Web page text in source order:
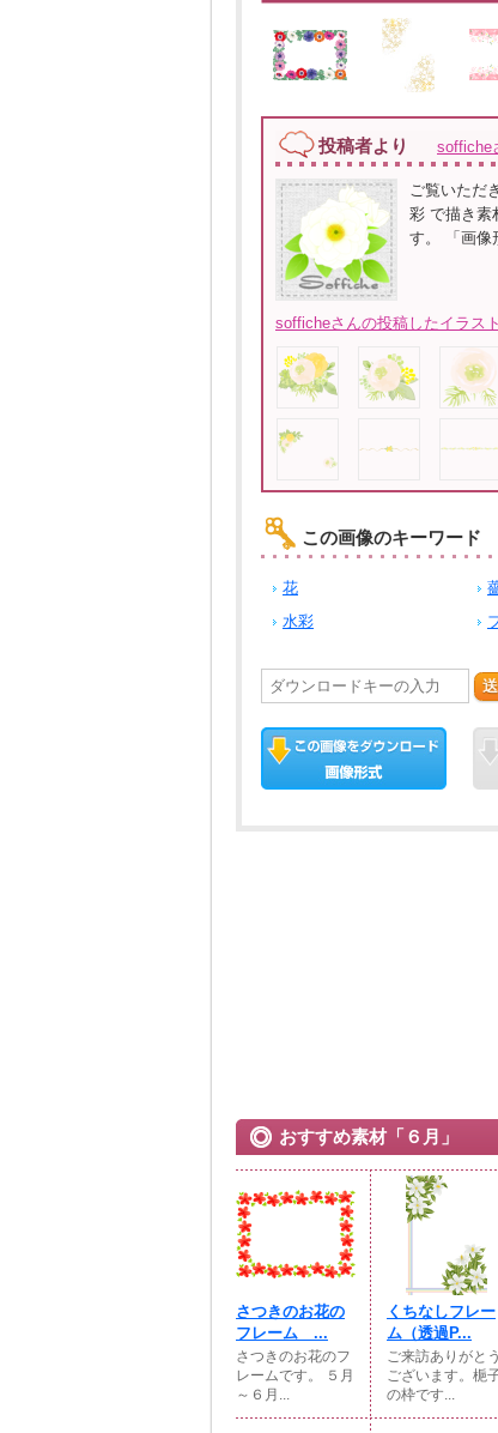
投稿者より soffiche
ご覧いただ
彩 で描き素
す。 「画像
sofficheさんの投稿したイラス
この画像のキーワード
花
水彩
おすすめ素材「６月」
さつきのお花の
フレーム ...
さつきのお花のフ
レームです。 ５月
～６月...
くちなしフレー
ム（透過P...
ご来訪ありがとう
ございます。梔
の枠です...